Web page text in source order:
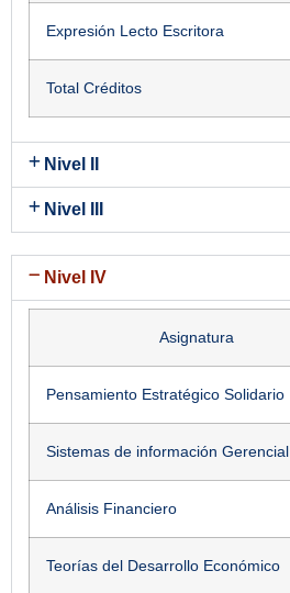
Expresión Lecto Escritora
Total Créditos
Nivel II
Nivel III
Nivel IV
Asignatura
Pensamiento Estratégico Solidario
Sistemas de información Gerencial
Análisis Financiero
Teorías del Desarrollo Económico